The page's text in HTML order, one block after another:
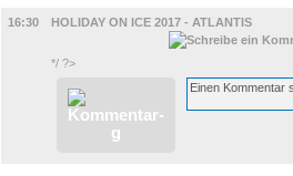
16:30
HOLIDAY ON ICE 2017 - ATLANTIS
*/ ?>